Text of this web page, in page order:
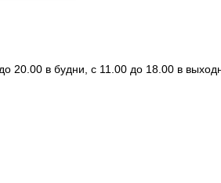
20.00 в будни, с 11.00 до 18.00 в